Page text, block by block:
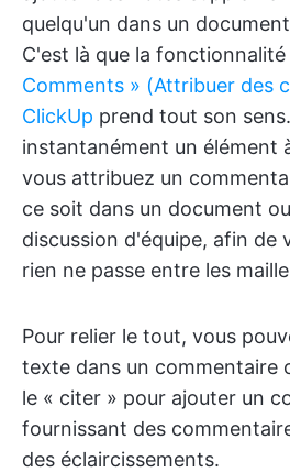
quelqu'un dans un
C'est là que la fonctionnalité
Comments » (Attribuer des
ClickUp prend tout son
instantanément un élément
vous attribuez un
ce soit dans un document
discussion d'équipe, afin de
rien ne passe entre les
Pour relier le tout, vous
texte dans un commentaire
le « citer » pour ajouter un
fournissant des
des éclaircissements.